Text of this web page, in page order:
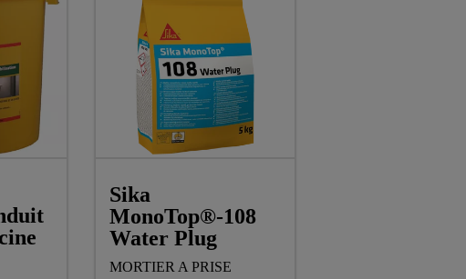
Sika
MonoTop®-108
Water Plug
MORTIER A PRISE